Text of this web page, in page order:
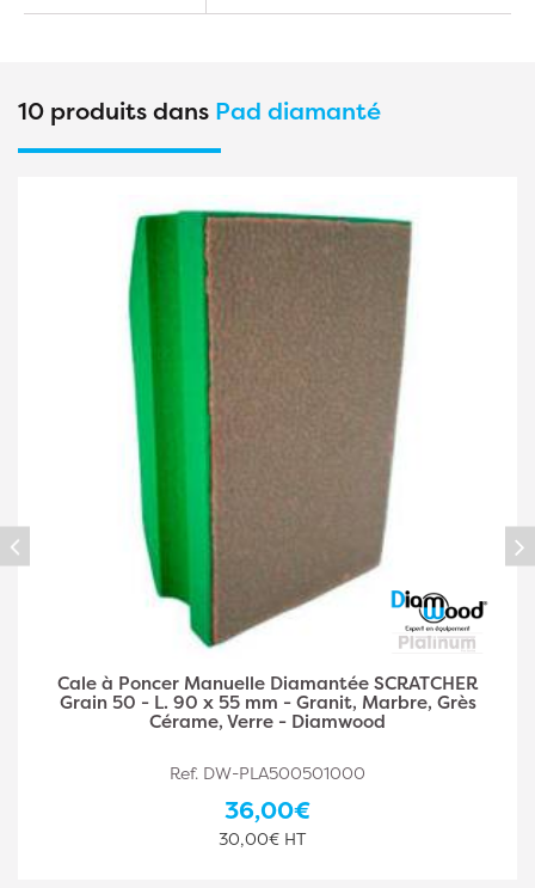
10 produits dans Pad diamanté
Grès
Cale à Poncer Manuelle Diamantée
Grain 100 - L. 90 x 55 mm -
Cérame, Verre -
Ref. DW-PLA500501001